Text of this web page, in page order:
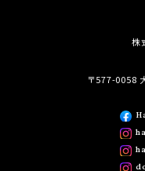
株
〒577-0058